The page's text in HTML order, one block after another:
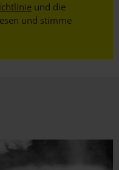
und die
und stimme